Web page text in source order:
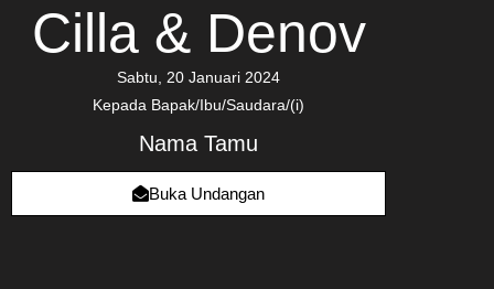
Cilla & Denov
Sabtu, 20 Januari 2024
Kepada Bapak/Ibu/Saudara/(i)
Nama Tamu
Buka Undangan